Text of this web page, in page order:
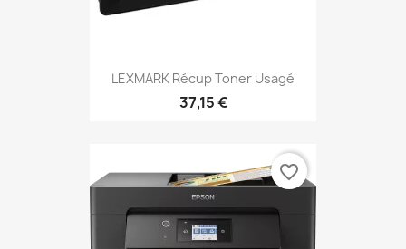
LEXMARK Récup Toner Usagé
37,15 €
favorite_border